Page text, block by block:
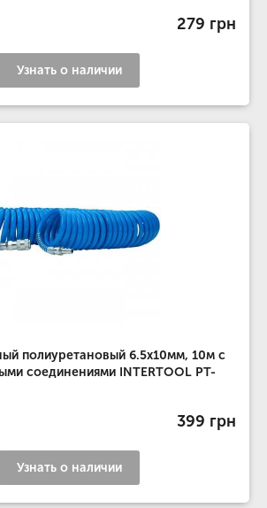
279 грн
Узнать о наличии
полиуретановый 6.5х10мм, 10м с
соединениями INTERTOOL PT-
399 грн
Узнать о наличии